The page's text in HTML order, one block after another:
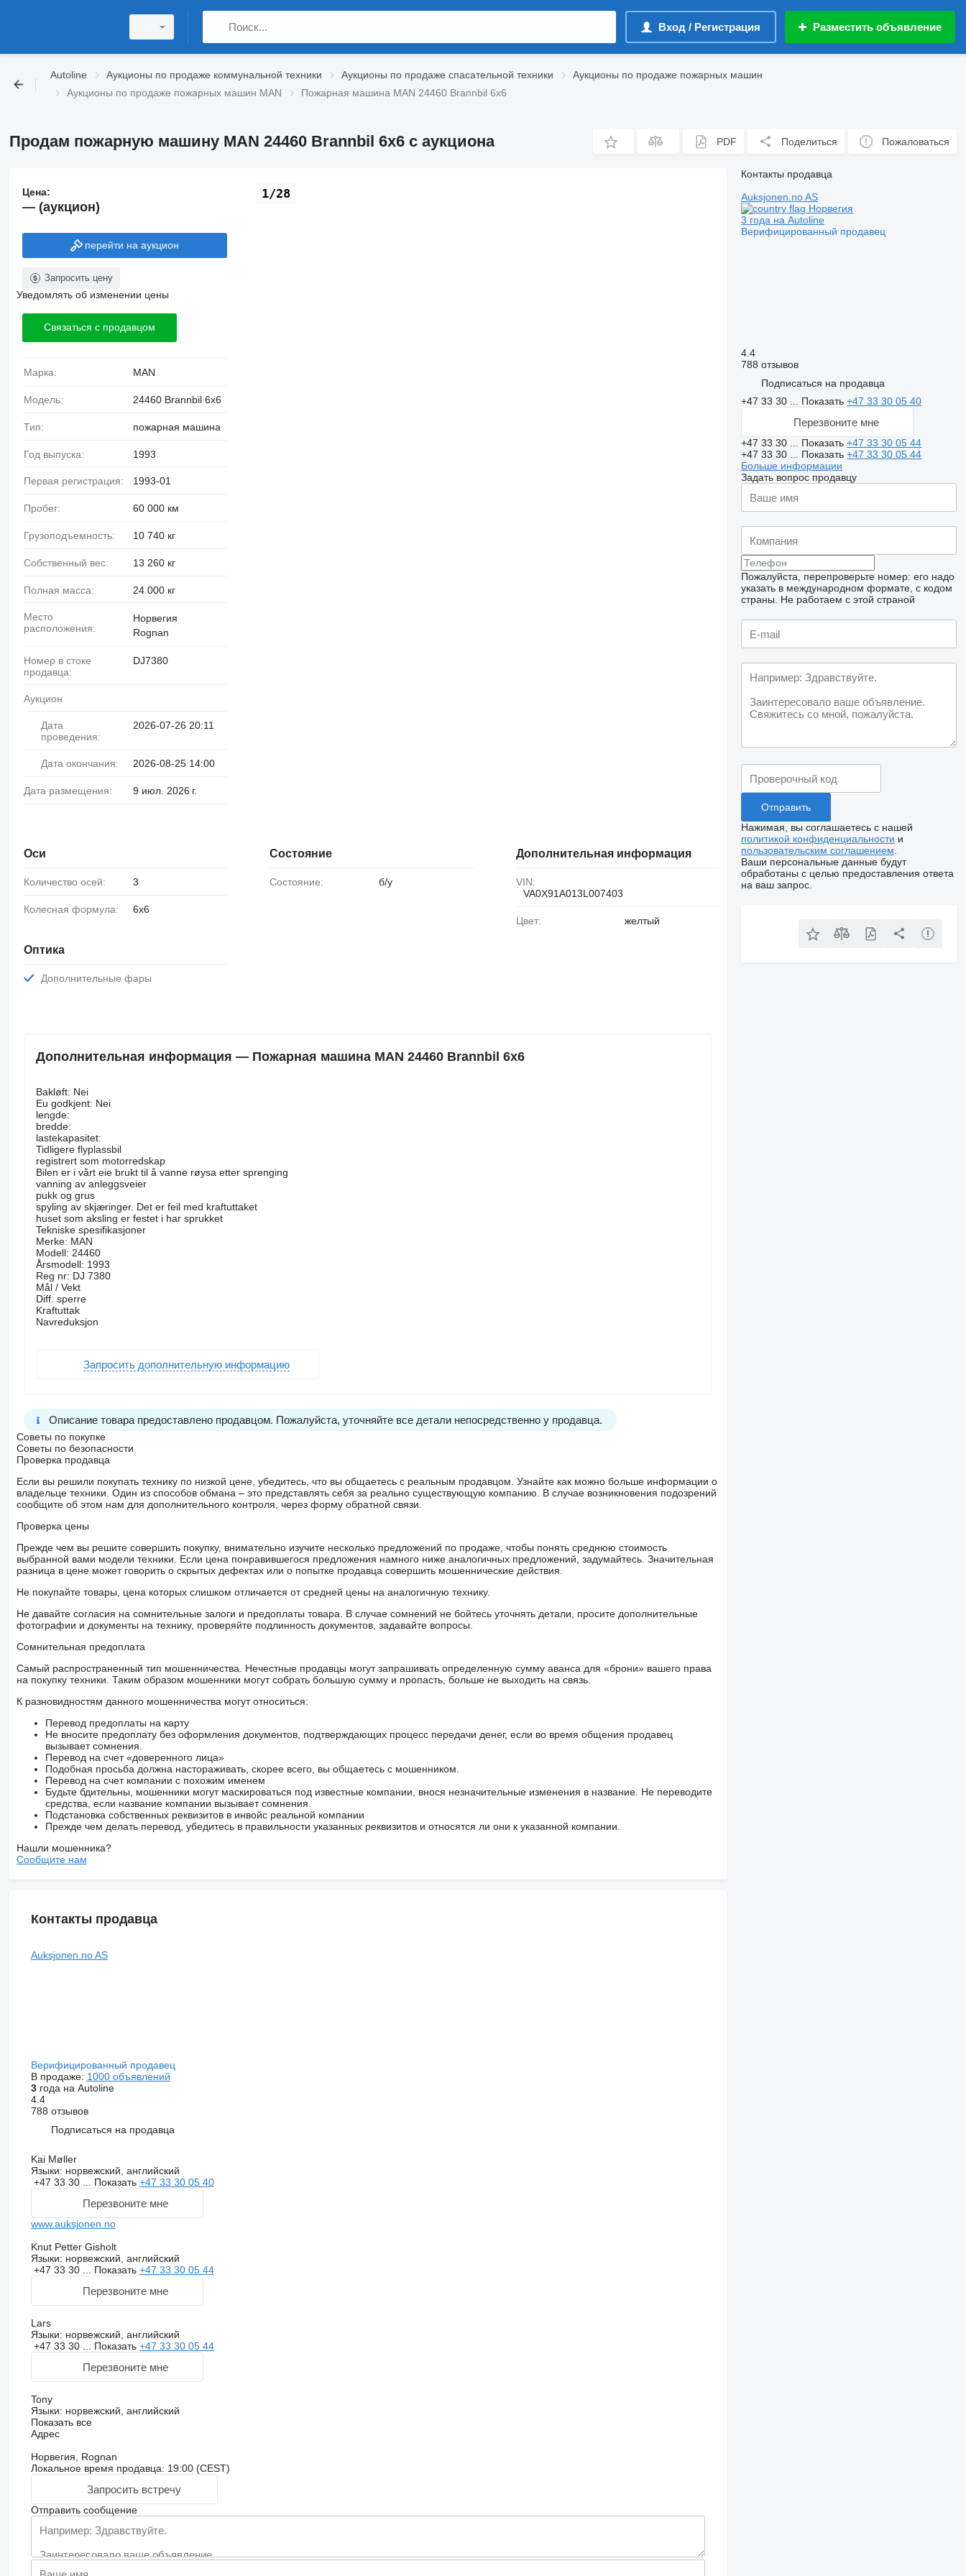
Вход / Регистрация Разместить объявление
Autoline Аукционы по продаже коммунальной техники Аукционы по продаже спасательной техники
Аукционы по продаже пожарных машин
Аукционы по продаже пожарных машин MAN
Пожарная машина MAN 24460 Brannbil 6x6
Продам пожарную машину MAN 24460 Brannbil 6x6 с аукциона PDF Поделиться Пожаловаться
1/28
Цена:
— (аукцион)
перейти на аукцион
Запросить цену
Уведомлять об изменении цены
Связаться с продавцом
Марка: MAN
Модель: 24460 Brannbil 6x6
Тип: пожарная машина
Год выпуска: 1993
Первая регистрация: 1993-01
Пробег: 60 000 км
Грузоподъемность: 10 740 кг
Собственный вес: 13 260 кг
Полная масса: 24 000 кг
Место
расположения:
Норвегия
Rognan
Номер в стоке
продавца:
DJ7380
Аукцион
Дата
проведения:
2026-07-26 20:11
Дата окончания: 2026-08-25 14:00
Дата размещения: 9 июл. 2026 г.
Оси
Количество осей: 3
Колесная формула: 6x6
Оптика
Дополнительные фары
Состояние
Состояние: б/у
Дополнительная информация
VIN:
VA0X91A013L007403
Цвет: желтый
Дополнительная информация — Пожарная машина MAN 24460 Brannbil 6x6
Bakløft: Nei
Eu godkjent: Nei
lengde:
bredde:
lastekapasitet:
Tidligere flyplassbil
registrert som motorredskap
Bilen er i vårt eie brukt til å vanne røysa etter sprenging
vanning av anleggsveier
pukk og grus
spyling av skjæringer. Det er feil med kraftuttaket
huset som aksling er festet i har sprukket
Tekniske spesifikasjoner
Merke: MAN
Modell: 24460
Årsmodell: 1993
Reg nr: DJ 7380
Mål / Vekt
Diff. sperre
Kraftuttak
Navreduksjon
Запросить дополнительную информацию
Описание товара предоставлено продавцом. Пожалуйста, уточняйте все детали непосредственно у продавца.
Советы по покупке
Советы по безопасности
Проверка продавца
Если вы решили покупать технику по низкой цене, убедитесь, что вы общаетесь с реальным продавцом. Узнайте как можно больше информации о
владельце техники. Один из способов обмана – это представлять себя за реально существующую компанию. В случае возникновения подозрений
сообщите об этом нам для дополнительного контроля, через форму обратной связи.
Проверка цены
Прежде чем вы решите совершить покупку, внимательно изучите несколько предложений по продаже, чтобы понять среднюю стоимость
выбранной вами модели техники. Если цена понравившегося предложения намного ниже аналогичных предложений, задумайтесь. Значительная
разница в цене может говорить о скрытых дефектах или о попытке продавца совершить мошеннические действия.
Не покупайте товары, цена которых слишком отличается от средней цены на аналогичную технику.
Не давайте согласия на сомнительные залоги и предоплаты товара. В случае сомнений не бойтесь уточнять детали, просите дополнительные
фотографии и документы на технику, проверяйте подлинность документов, задавайте вопросы.
Сомнительная предоплата
Самый распространенный тип мошенничества. Нечестные продавцы могут запрашивать определенную сумму аванса для «брони» вашего права
на покупку техники. Таким образом мошенники могут собрать большую сумму и пропасть, больше не выходить на связь.
К разновидностям данного мошенничества могут относиться:
Перевод предоплаты на карту
Не вносите предоплату без оформления документов, подтверждающих процесс передачи денег, если во время общения продавец
вызывает сомнения.
Перевод на счет «доверенного лица»
Подобная просьба должна настораживать, скорее всего, вы общаетесь с мошенником.
Перевод на счет компании с похожим именем
Будьте бдительны, мошенники могут маскироваться под известные компании, внося незначительные изменения в название. Не переводите
средства, если название компании вызывает сомнения.
Подстановка собственных реквизитов в инвойс реальной компании
Прежде чем делать перевод, убедитесь в правильности указанных реквизитов и относятся ли они к указанной компании.
Нашли мошенника?
Сообщите нам
Контакты продавца
Auksjonen.no AS
Верифицированный продавец
В продаже: 1000 объявлений
3года на Autoline
4.4
788 отзывов
Подписаться на продавца
Kai Møller
Языки: норвежский, английский
+47 33 30 ... Показать +47 33 30 05 40
Перезвоните мне
www.auksjonen.no
Knut Petter Gisholt
Языки: норвежский, английский
+47 33 30 ... Показать +47 33 30 05 44
Перезвоните мне
Lars
Языки: норвежский, английский
+47 33 30 ... Показать +47 33 30 05 44
Перезвоните мне
Tony
Языки: норвежский, английский
Показать все
Адрес
Норвегия, Rognan
Локальное время продавца: 19:00 (CEST)
Запросить встречу
Отправить сообщение
Контакты продавца
Auksjonen.no AS
Норвегия
3 года на Autoline
Верифицированный продавец
4.4
788 отзывов
Подписаться на продавца
+47 33 30 ... Показать+47 33 30 05 40
Перезвоните мне
+47 33 30 ... Показать+47 33 30 05 44
+47 33 30 ... Показать+47 33 30 05 44
Больше информации
Задать вопрос продавцу
Пожалуйста, перепроверьте номер: его надо
указать в международном формате, с кодом
страны.
Не работаем с этой страной
Нажимая, вы соглашаетесь с нашей
политикой конфиденциальности и
пользовательским соглашением
Ваши персональные данные будут
обработаны с целью предоставления ответа
на ваш запрос.